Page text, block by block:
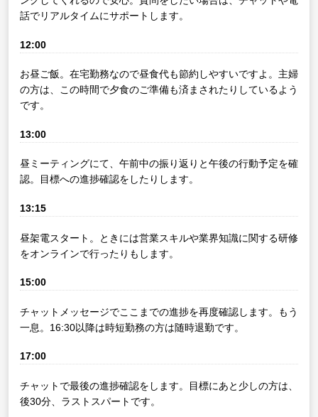
話でリアルタイムにサポートします。
12:00
お昼ご飯。在宅勤務なので昼食代も節約しやすいですよ。主婦
の方は、この時間で夕食のご準備も済まされたりしているよう
です。
13:00
昼ミーティングにて、午前中の振り返りと午後の行動予定を確
認。目標への進捗確認をしたりします。
13:15
昼架電スタート。ときには営業スキルや業界知識に関する研修
をオンラインで行ったりもします。
15:00
チャットメッセージでここまでの進捗を再度確認します。もう
一息。16:30以降は時短勤務の方は随時退勤です。
17:00
チャットで最後の進捗確認をします。目標にあと少しの方は、
後30分、ラストスパートです。